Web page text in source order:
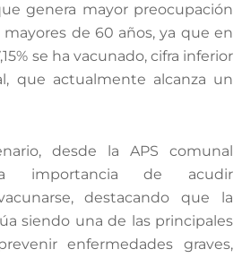
genera mayor preocupación
de 60 años, ya que en
se ha vacunado, cifra inferior
que actualmente alcanza un
desde la APS comunal
importancia de acudir
destacando que la
siendo una de las principales
enfermedades graves,